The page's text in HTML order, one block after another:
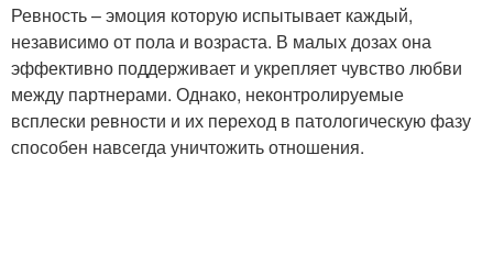
Ревность – эмоция которую испытывает каждый,
независимо от пола и возраста. В малых дозах она
эффективно поддерживает и укрепляет чувство любви
между партнерами. Однако, неконтролируемые
всплески ревности и их переход в патологическую фазу
способен навсегда уничтожить отношения.